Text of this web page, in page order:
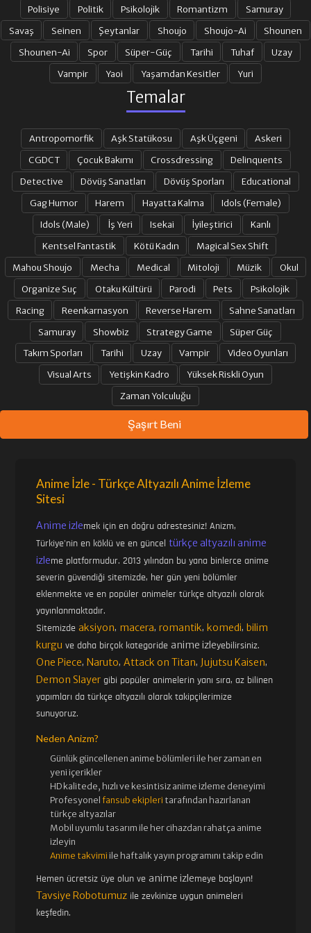
19. BÖLÜM 20. BÖLÜM
21. BÖLÜM 22. BÖLÜM
24. BÖLÜM
25. BÖLÜM 26. BÖLÜM
27. BÖLÜM 28. BÖLÜM
29. BÖLÜM 30. BÖLÜM
31. BÖLÜM 32. BÖLÜM
33. BÖLÜM 34. BÖLÜM
36. BÖLÜM
39. BÖLÜM
41. BÖLÜM
45. BÖLÜM 46. BÖLÜM
47. BÖLÜM 48. BÖLÜM
49. BÖLÜM 50. BÖLÜM
51. BÖLÜM 52. BÖLÜM
53. BÖLÜM 54. BÖLÜM
55. BÖLÜM 56. BÖLÜM
Polisiye Politik Psikolojik Romantizm
Samuray
Savaş
Seinen Şeytanlar Shoujo Shoujo-Ai
Shounen
Shounen-Ai
Spor Süper-Güç Tarihi Tuhaf
Uzay
Vampir
Yaoi Yaşamdan Kesitler Yuri
Temalar
Antropomorfik Aşk Statükosu Aşk Üçgeni
Askeri
CGDCT
Çocuk Bakımı Crossdressing
Delinquents
Detective
Dövüş Sanatları Dövüş Sporları
Educational
Gag Humor
Harem Hayatta Kalma
Idols (Female)
Idols (Male)
İş Yeri Isekai İyileştirici
Kanlı
Kentsel Fantastik
Kötü Kadın
Magical Sex Shift
Mahou Shoujo
Mecha Medical Mitoloji Müzik
Okul
Organize Suç
Otaku Kültürü Parodi Pets
Psikolojik
Racing
Reenkarnasyon Reverse Harem
Sahne Sanatları
Samuray
Showbiz Strategy Game
Süper Güç
Takım Sporları
Tarihi Uzay Vampir
Video Oyunları
Visual Arts
Yetişkin Kadro
Yüksek Riskli Oyun
Zaman Yolculuğu
Şaşırt Beni
Anime İzle - Türkçe Altyazılı Anime İzleme
Sitesi
Anime izlemek için en doğru adrestesiniz! Anizm,
Türkiye'nin en köklü ve en günceltürkçe altyazılı anime
izleme platformudur. 2013 yılından bu yana binlerce anime
severin güvendiği sitemizde, her gün yeni bölümler
eklenmekte ve en popüler animeler türkçe altyazılı olarak
yayınlanmaktadır.
Sitemizdeaksiyon, macera,romantik, komedi, bilim
kurgu ve daha birçok kategoride anime izleyebilirsiniz.
One Piece, Naruto,Attack on Titan, Jujutsu Kaisen,
Demon Slayer gibi popüler animelerin yanı sıra, az bilinen
yapımları da türkçe altyazılı olarak takipçilerimize
sunuyoruz.
Neden Anizm?
Günlük güncellenen anime bölümleri ile her zaman en
yeni içerikler
HD kalitede, hızlı ve kesintisiz anime izleme deneyimi
Profesyonelfansub ekipleri tarafından hazırlanan
türkçe altyazılar
Mobil uyumlu tasarım ile her cihazdan rahatça anime
izleyin
Anime takvimi ile haftalık yayın programını takip edin
Hemen ücretsiz üye olun ve anime izlemeye başlayın!
Tavsiye Robotumuz ile zevkinize uygun animeleri
keşfedin.